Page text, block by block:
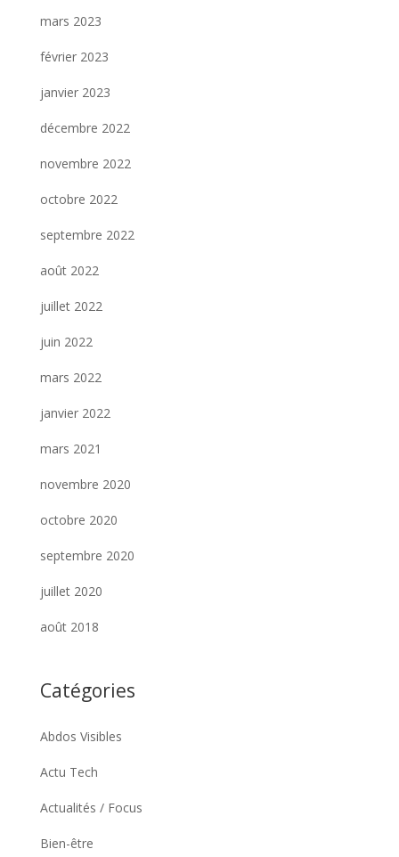
mars 2023
février 2023
janvier 2023
décembre 2022
novembre 2022
octobre 2022
septembre 2022
août 2022
juillet 2022
juin 2022
mars 2022
janvier 2022
mars 2021
novembre 2020
octobre 2020
septembre 2020
juillet 2020
août 2018
Catégories
Abdos Visibles
Actu Tech
Actualités / Focus
Bien-être